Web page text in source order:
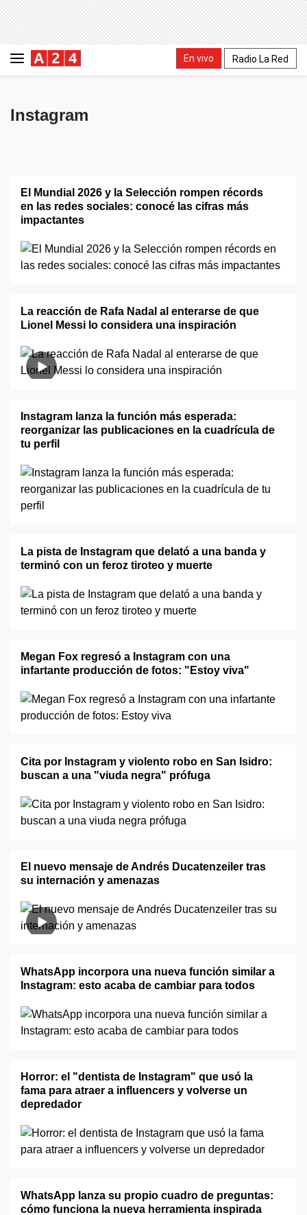
En vivo Radio La Red
Instagram
El Mundial 2026 y la Selección rompen récords
en las redes sociales: conocé las cifras más
impactantes
La reacción de Rafa Nadal al enterarse de que
Lionel Messi lo considera una inspiración
Instagram lanza la función más esperada:
reorganizar las publicaciones en la cuadrícula de
tu perfil
La pista de Instagram que delató a una banda y
terminó con un feroz tiroteo y muerte
Megan Fox regresó a Instagram con una
infartante producción de fotos: "Estoy viva"
Cita por Instagram y violento robo en San Isidro:
buscan a una "viuda negra" prófuga
El nuevo mensaje de Andrés Ducatenzeiler tras
su internación y amenazas
WhatsApp incorpora una nueva función similar a
Instagram: esto acaba de cambiar para todos
Horror: el "dentista de Instagram" que usó la
fama para atraer a influencers y volverse un
depredador
WhatsApp lanza su propio cuadro de preguntas:
cómo funciona la nueva herramienta inspirada